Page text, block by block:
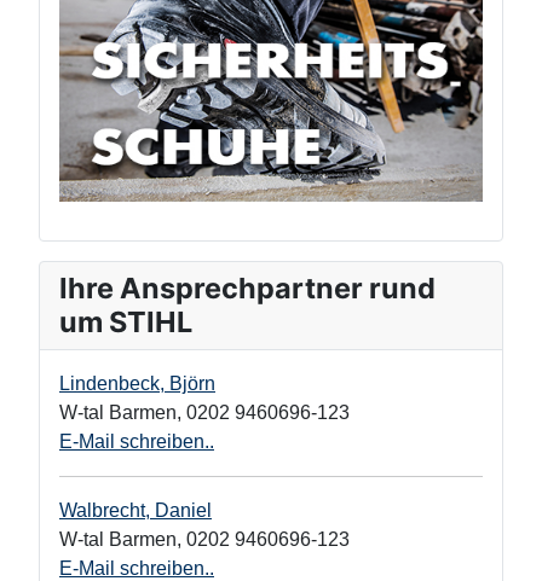
Ihre Ansprechpartner rund
um STIHL
Lindenbeck, Björn
W-tal Barmen, 0202 9460696-123
E-Mail schreiben..
Walbrecht, Daniel
W-tal Barmen, 0202 9460696-123
E-Mail schreiben..